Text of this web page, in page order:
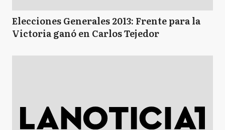
Elecciones Generales 2013: Frente para la
Victoria ganó en Carlos Tejedor